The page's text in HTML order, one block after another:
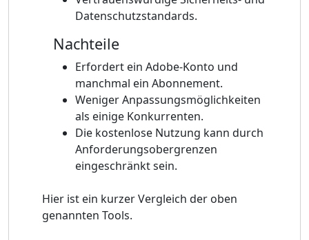
Datenschutzstandards.
Nachteile
Erfordert ein Adobe-Konto und
manchmal ein Abonnement.
Weniger Anpassungsmöglichkeiten
als einige Konkurrenten.
Die kostenlose Nutzung kann durch
Anforderungsobergrenzen
eingeschränkt sein.
Hier ist ein kurzer Vergleich der oben
genannten Tools.